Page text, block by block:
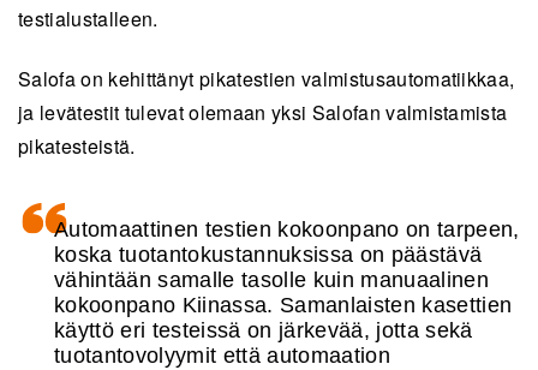
testialustalleen.
Salofa on kehittänyt pikatestien valmistusautomatiikkaa,
ja levätestit tulevat olemaan yksi Salofan valmistamista
pikatesteistä.
Automaattinen testien kokoonpano on tarpeen,
koska tuotantokustannuksissa on päästävä
vähintään samalle tasolle kuin manuaalinen
kokoonpano Kiinassa. Samanlaisten kasettien
käyttö eri testeissä on järkevää, jotta sekä
tuotantovolyymit että automaation